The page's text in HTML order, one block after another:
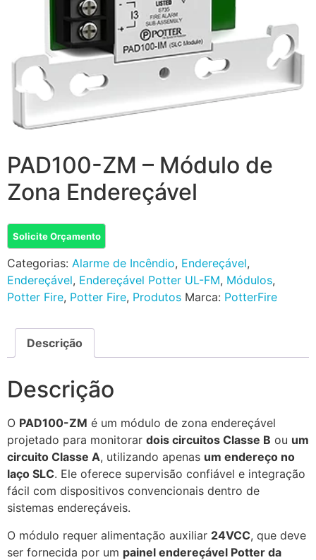
PAD100-ZM – Módulo de
Zona Endereçável
Solicite Orçamento
Categorias: Alarme de Incêndio, Endereçável,
Endereçável, Endereçável Potter UL-FM, Módulos,
Potter Fire, Potter Fire, Produtos Marca: PotterFire
Descrição
Descrição
O PAD100-ZM é um módulo de zona endereçável
projetado para monitorar dois circuitos Classe B ou um
circuito Classe A, utilizando apenas um endereço no
laço SLC. Ele oferece supervisão confiável e integração
fácil com dispositivos convencionais dentro de
sistemas endereçáveis.
O módulo requer alimentação auxiliar 24VCC, que deve
ser fornecida por um painel endereçável Potter da